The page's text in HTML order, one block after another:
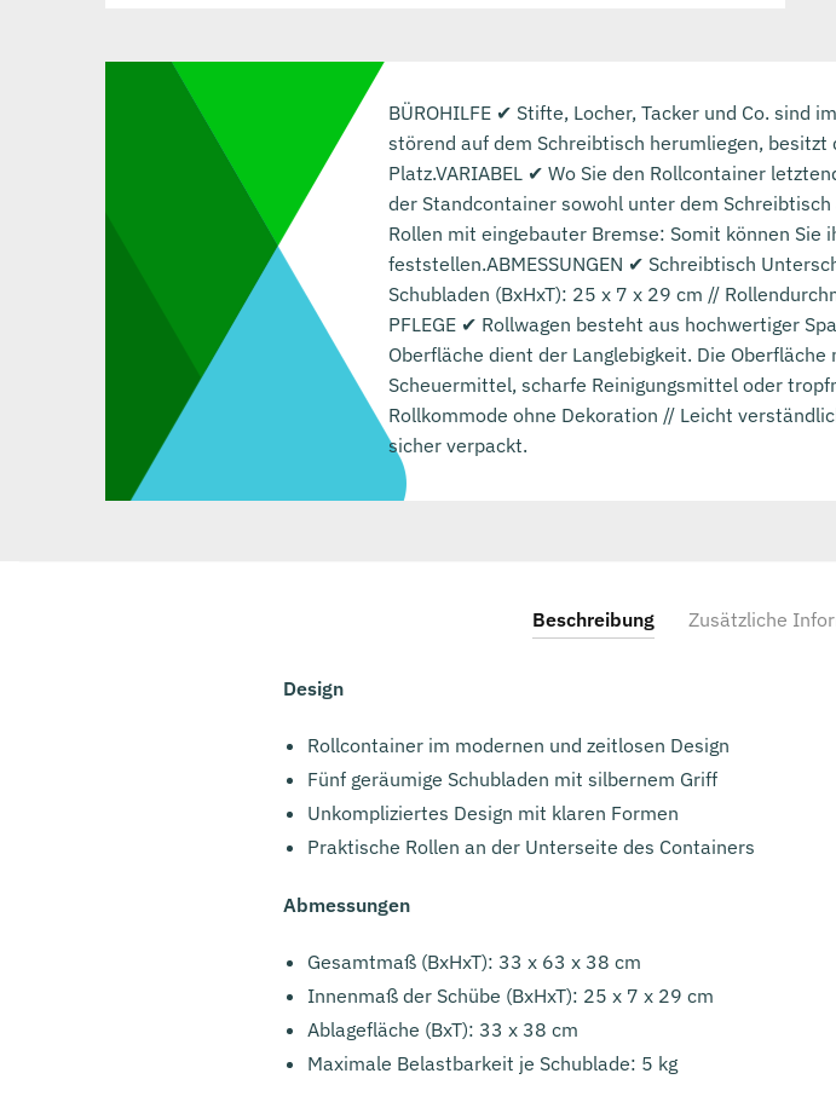
BÜROHILFE ✔ Stifte, Locher, Tacker und Co.
störend auf dem Schreibtisch herumliegen,
Platz.VARIABEL ✔ Wo Sie den Rollcontainer
der Standcontainer sowohl unter dem
Rollen mit eingebauter Bremse: Somit können
feststellen.ABMESSUNGEN ✔ Schreibtisch
Schubladen (BxHxT): 25 x 7 x 29 cm //
PFLEGE ✔ Rollwagen besteht aus hochwertiger
Oberfläche dient der Langlebigkeit. Die
Scheuermittel, scharfe Reinigungsmittel oder
Rollkommode ohne Dekoration // Leicht
sicher verpackt.
Beschreibung Zusätzliche
Design
Rollcontainer im modernen und zeitlosen Design
Fünf geräumige Schubladen mit silbernem Griff
Unkompliziertes Design mit klaren Formen
Praktische Rollen an der Unterseite des Containers
Abmessungen
Gesamtmaß (BxHxT): 33 x 63 x 38 cm
Innenmaß der Schübe (BxHxT): 25 x 7 x 29 cm
Ablagefläche (BxT): 33 x 38 cm
Maximale Belastbarkeit je Schublade: 5 kg